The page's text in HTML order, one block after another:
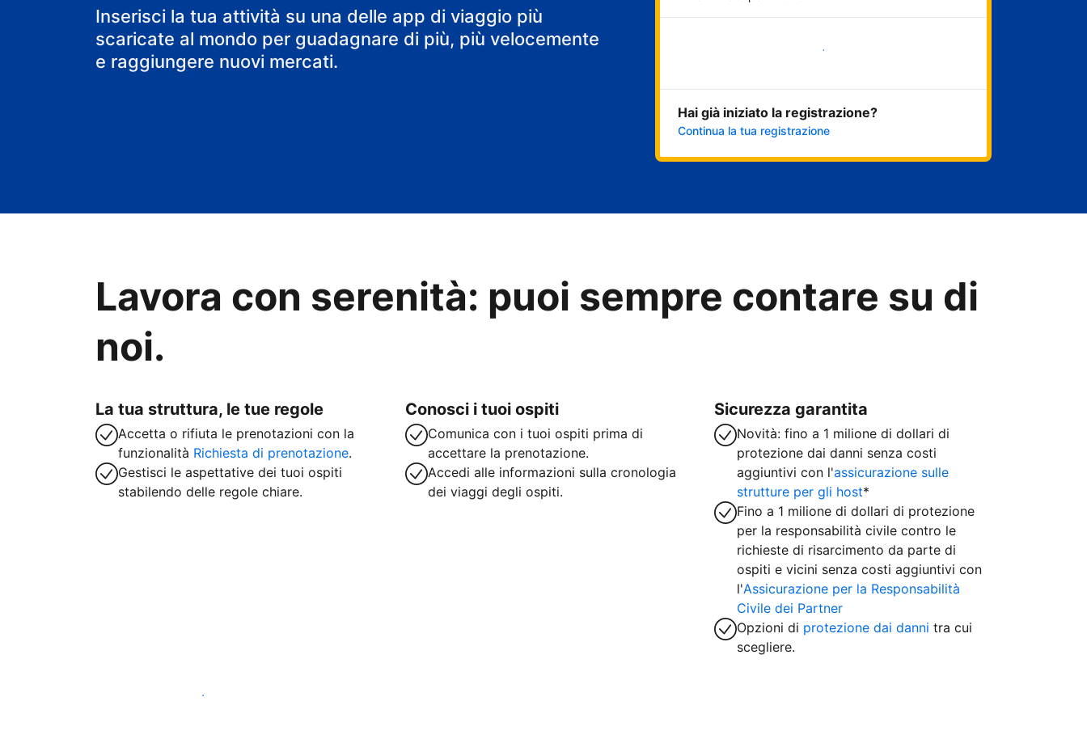
il tuo B&B
Inserisci la tua attività su una delle app di viaggio più
scaricate al mondo per guadagnare di più, più velocemente
e raggiungere nuovi mercati.
Inizia ora
Hai già iniziato la registrazione?
Continua la tua registrazione
Lavora con serenità: puoi sempre contare su di
noi.
La tua struttura, le tue regole
Accetta o rifiuta le prenotazioni con la
funzionalità Richiesta di prenotazione.
Gestisci le aspettative dei tuoi ospiti
stabilendo delle regole chiare.
Conosci i tuoi ospiti
Comunica con i tuoi ospiti prima di
accettare la prenotazione.
Accedi alle informazioni sulla cronologia
dei viaggi degli ospiti.
Sicurezza garantita
Novità: fino a 1 milione di dollari di
protezione dai danni senza costi
aggiuntivi con l'assicurazione sulle
strutture per gli host*
Fino a 1 milione di dollari di protezione
per la responsabilità civile contro le
richieste di risarcimento da parte di
ospiti e vicini senza costi aggiuntivi con
l'Assicurazione per la Responsabilità
Civile dei Partner
Opzioni di protezione dai danni tra cui
scegliere.
Inizia subito a lavorare con noi